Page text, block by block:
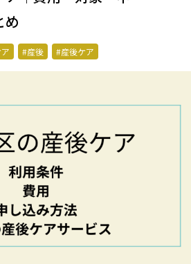
め
#産後 #産後ケア